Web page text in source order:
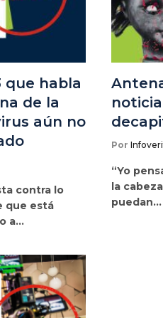
habla
de la
aún no
contra lo
que está
a…
Por
“Yo
la
puedan…